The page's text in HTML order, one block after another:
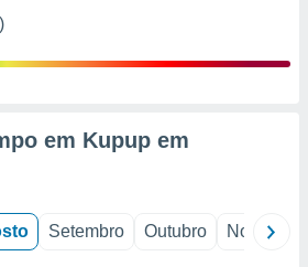
em Kupup em
Setembro Outubro Novembro